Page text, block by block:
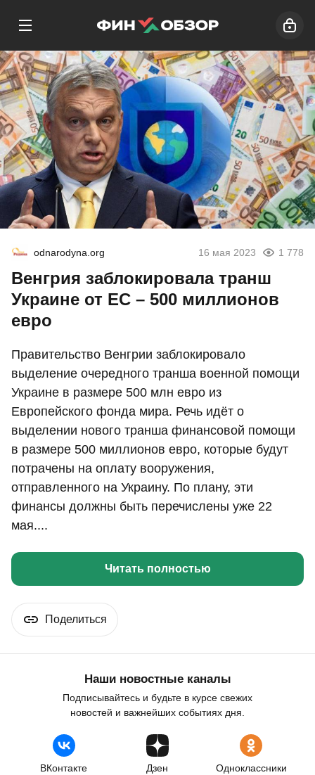
odnarodyna.org 16 мая 2023 1 778
Венгрия заблокировала транш
Украине от ЕС – 500 миллионов
евро
Правительство Венгрии заблокировало
выделение очередного транша военной помощи
Украине в размере 500 млн евро из
Европейского фонда мира. Речь идёт о
выделении нового транша финансовой помощи
в размере 500 миллионов евро, которые будут
потрачены на оплату вооружения,
отправленного на Украину. По плану, эти
финансы должны быть перечислены уже 22
мая....
Читать полностью
Поделиться
Наши новостные каналы
Подписывайтесь и будьте в курсе свежих
новостей и важнейших событиях дня.
ВКонтакте Дзен Одноклассники